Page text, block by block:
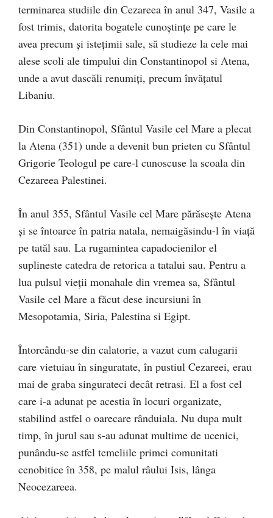
terminarea studiile din Cezareea în anul 347, Vasile a
fost trimis, datorita bogatele cunoștințe pe care le
avea precum și istețimii sale, să studieze la cele mai
alese scoli ale timpului din Constantinopol si Atena,
unde a avut dascăli renumiți, precum învățatul
Libaniu.
Din Constantinopol, Sfântul Vasile cel Mare a plecat
la Atena (351) unde a devenit bun prieten cu Sfântul
Grigorie Teologul pe care-l cunoscuse la scoala din
Cezareea Palestinei.
În anul 355, Sfântul Vasile cel Mare părăsește Atena
și se întoarce în patria natala, nemaigăsindu-l în viață
pe tatăl sau. La rugamintea capadocienilor el
suplineste catedra de retorica a tatalui sau. Pentru a
lua pulsul vieții monahale din vremea sa, Sfântul
Vasile cel Mare a făcut dese incursiuni în
Mesopotamia, Siria, Palestina si Egipt.
Întorcându-se din calatorie, a vazut cum calugarii
care vietuiau în singuratate, în pustiul Cezareei, erau
mai de graba singurateci decât retrasi. El a fost cel
care i-a adunat pe acestia în locuri organizate,
stabilind astfel o oarecare rânduiala. Nu dupa mult
timp, în jurul sau s-au adunat multime de ucenici,
punându-se astfel temeliile primei comunitati
cenobitice în 358, pe malul râului Isis, lânga
Neocezareea.